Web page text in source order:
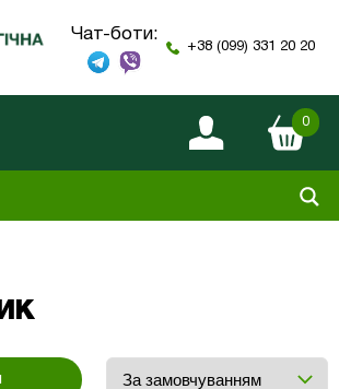
Чат-боти:
+38 (099) 331 20 20
0